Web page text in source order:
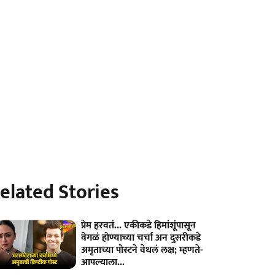
Stories
प्रेम हरवतं... एकीकडे हिमांशूंपासून
वेगळं होण्याच्या चर्चा अन दुसरीकडे
अमृताच्या पोस्टने वेधलं लक्ष; म्हणते-
आपल्याला...